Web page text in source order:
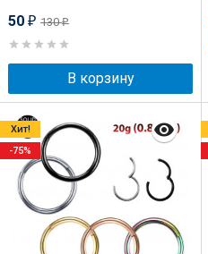
50 ₽ 130₽
В корзину
Хит!
-75%